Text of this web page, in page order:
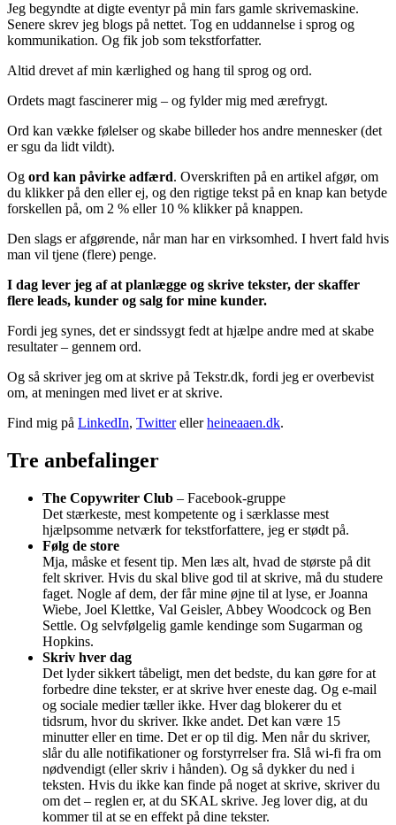
Jeg begyndte at digte eventyr på min fars gamle skrivemaskine.
Senere skrev jeg blogs på nettet. Tog en uddannelse i sprog og
kommunikation. Og fik job som tekstforfatter.
Altid drevet af min kærlighed og hang til sprog og ord.
Ordets magt fascinerer mig – og fylder mig med ærefrygt.
Ord kan vække følelser og skabe billeder hos andre mennesker (det
er sgu da lidt vildt).
Og ord kan påvirke adfærd. Overskriften på en artikel afgør, om
du klikker på den eller ej, og den rigtige tekst på en knap kan betyde
forskellen på, om 2 % eller 10 % klikker på knappen.
Den slags er afgørende, når man har en virksomhed. I hvert fald hvis
man vil tjene (flere) penge.
I dag lever jeg af at planlægge og skrive tekster, der skaffer
flere leads, kunder og salg for mine kunder.
Fordi jeg synes, det er sindssygt fedt at hjælpe andre med at skabe
resultater – gennem ord.
Og så skriver jeg om at skrive på Tekstr.dk, fordi jeg er overbevist
om, at meningen med livet er at skrive.
Find mig på LinkedIn, Twitterellerheineaaen.dk.
Tre anbefalinger
The Copywriter Club – Facebook-gruppe
Det stærkeste, mest kompetente og i særklasse mest
hjælpsomme netværk for tekstforfattere, jeg er stødt på.
Følg de store
Mja, måske et fesent tip. Men læs alt, hvad de største på dit
felt skriver. Hvis du skal blive god til at skrive, må du studere
faget. Nogle af dem, der får mine øjne til at lyse, er Joanna
Wiebe, Joel Klettke, Val Geisler, Abbey Woodcock og Ben
Settle. Og selvfølgelig gamle kendinge som Sugarman og
Hopkins.
Skriv hver dag
Det lyder sikkert tåbeligt, men det bedste, du kan gøre for at
forbedre dine tekster, er at skrive hver eneste dag. Og e-mail
og sociale medier tæller ikke. Hver dag blokerer du et
tidsrum, hvor du skriver. Ikke andet. Det kan være 15
minutter eller en time. Det er op til dig. Men når du skriver,
slår du alle notifikationer og forstyrrelser fra. Slå wi-fi fra om
nødvendigt (eller skriv i hånden). Og så dykker du ned i
teksten. Hvis du ikke kan finde på noget at skrive, skriver du
om det – reglen er, at du SKAL skrive. Jeg lover dig, at du
kommer til at se en effekt på dine tekster.